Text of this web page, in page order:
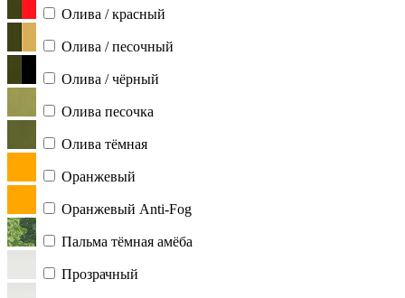
Олива / красный
Олива / песочный
Олива / чёрный
Олива песочка
Олива тёмная
Оранжевый
Оранжевый Anti-Fog
Пальма тёмная амёба
Прозрачный